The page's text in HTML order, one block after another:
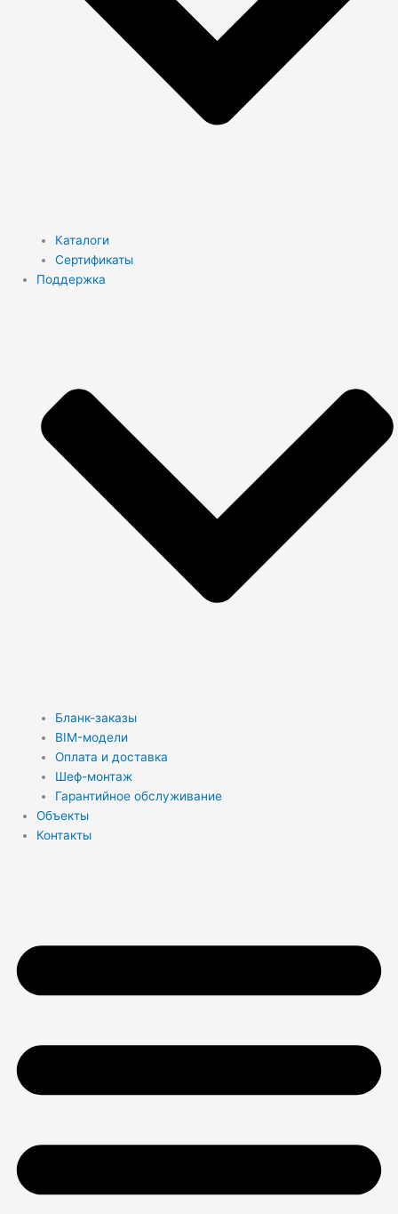
Каталоги
Сертификаты
Поддержка
Бланк-заказы
BIM-модели
Оплата и доставка
Шеф-монтаж
Гарантийное обслуживание
Объекты
Контакты